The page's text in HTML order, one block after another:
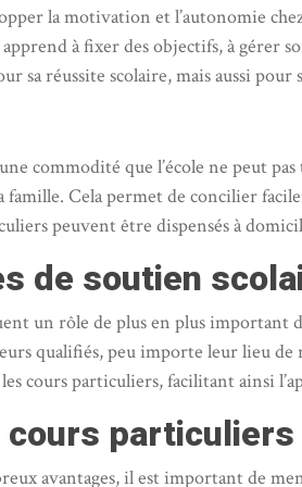
la motivation et l’autonomie
à fixer des objectifs, à gérer
sa réussite scolaire, mais aussi pour
commodité que l’école ne peut
Cela permet de concilier
peuvent être dispensés à
de soutien
un rôle de plus en plus important
qualifiés, peu importe leur lieu
cours particuliers, facilitant ainsi
cours particuliers
avantages, il est important de